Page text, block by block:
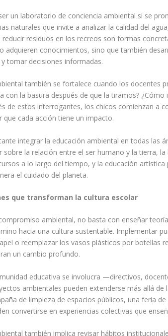
un laboratorio de conciencia ambiental si se
naturales que invite a analizar la calidad del
reducir residuos en los recreos son formas
adquieren conocimientos, sino que también
tomar decisiones informadas.
también se fortalece cuando los docentes
con la basura después de que la tiramos?
de estos interrogantes, los chicos comienzan a
que cada acción tiene un impacto.
integrar la educación ambiental en todas las
sobre la relación entre el ser humano y la tierra,
a lo largo del tiempo, y la educación
el cuidado del planeta.
que transforman la cultura escolar
ambiental, no basta con enseñar
hacia una cultura sustentable. Implementar
o reemplazar los vasos plásticos por botellas
un cambio profundo.
educativa se involucra —directivos,
ambientales pueden extenderse más allá
de limpieza de espacios públicos, una feria
convertirse en experiencias colectivas que
también implica revisar hábitos